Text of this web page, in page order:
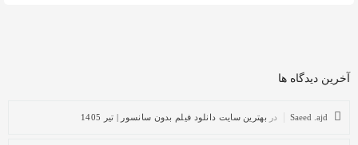
آخرین دیدگاه ها
Saeed .ajd در بهترین سایت دانلود فیلم بدون سانسور | تیر 1405